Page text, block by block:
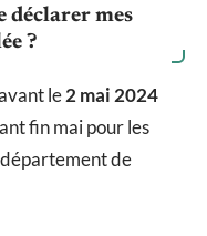
déclarer mes
?
le2 mai 2024
fin mai pour les
de